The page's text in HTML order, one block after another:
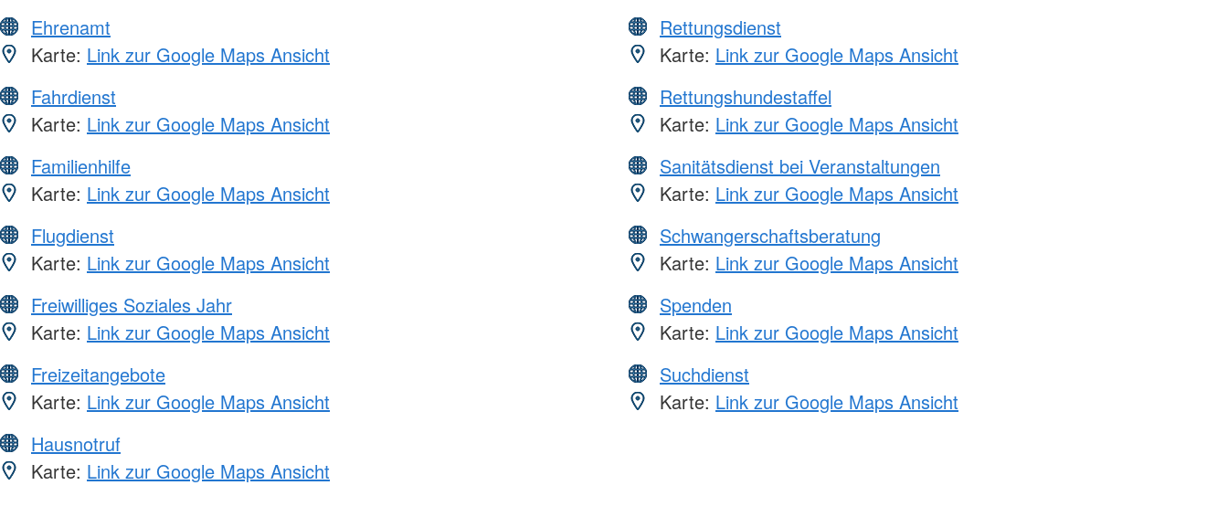
Ehrenamt
Karte: Link zur Google Maps Ansicht
Fahrdienst
Karte: Link zur Google Maps Ansicht
Familienhilfe
Karte: Link zur Google Maps Ansicht
Flugdienst
Karte: Link zur Google Maps Ansicht
Freiwilliges Soziales Jahr
Karte: Link zur Google Maps Ansicht
Freizeitangebote
Karte: Link zur Google Maps Ansicht
Hausnotruf
Karte: Link zur Google Maps Ansicht
Rettungsdienst
Karte: Link zur Google Maps Ansicht
Rettungshundestaffel
Karte: Link zur Google Maps Ansicht
Sanitätsdienst bei Veranstaltungen
Karte: Link zur Google Maps Ansicht
Schwangerschaftsberatung
Karte: Link zur Google Maps Ansicht
Spenden
Karte: Link zur Google Maps Ansicht
Suchdienst
Karte: Link zur Google Maps Ansicht